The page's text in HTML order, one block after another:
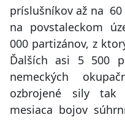
príslušníkov až na
na povstaleckom
000 partizánov, z
Ďalších asi 5 500
nemeckých
ozbrojené sily tak
mesiaca bojov